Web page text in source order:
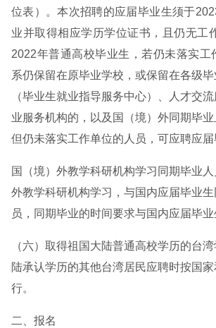
位表）。本次招聘的应届毕业生须于
业并取得相应学历学位证书，且仍无工
2022年普通高校毕业生，若仍未落实工
系仍保留在原毕业学校，或保留在各级
（毕业生就业指导服务中心）、人才交
业服务机构的，以及国（境）外同期毕
但仍未落实工作单位的人员，可应聘应届
国（境）外教学科研机构学习同期毕业人
外教学科研机构学习，与国内应届毕业生
员，同期毕业的时间要求与国内应届毕业
（六）取得祖国大陆普通高校学历的台
陆承认学历的其他台湾居民应聘时按国
行。
二、报名